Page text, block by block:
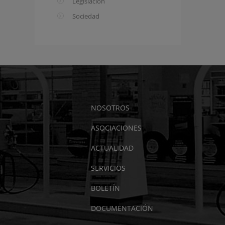
Sociedad
NOSOTROS
ASOCIACIONES
ACTUALIDAD
SERVICIOS
BOLETÍN
DOCUMENTACIÓN